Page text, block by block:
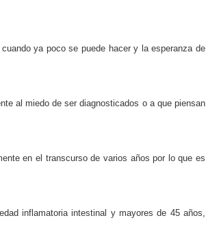
ya poco se puede hacer y la esperanza de
al miedo de ser diagnosticados o a que piensan
en el transcurso de varios años por lo que es
inflamatoria intestinal y mayores de 45 años,